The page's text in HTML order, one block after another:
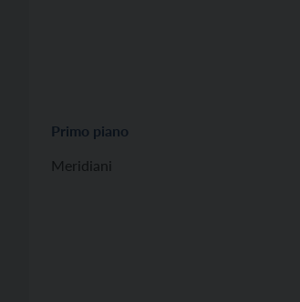
Primo piano
Meridiani